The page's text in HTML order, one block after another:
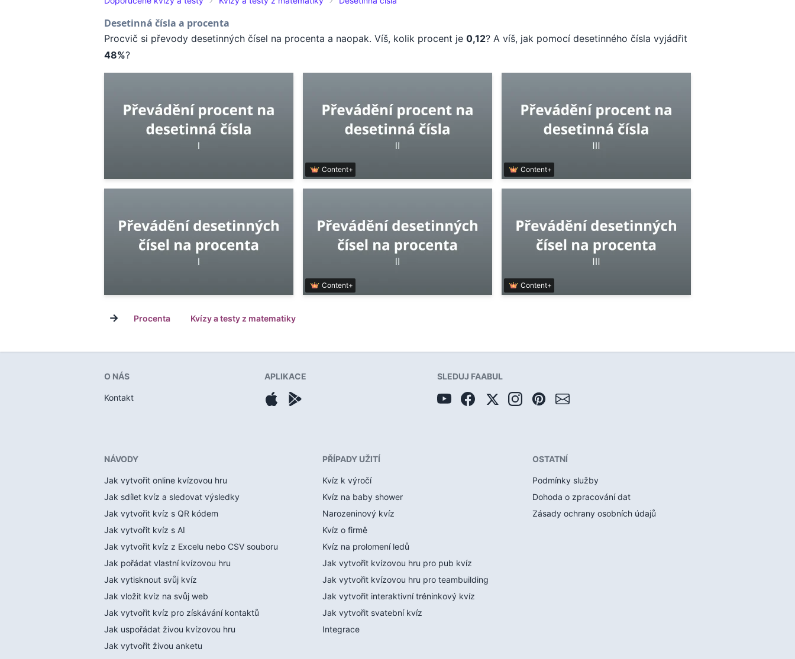
Desetinná čísla a procenta
Procvič si převody desetinných čísel na procenta a naopak. Víš, kolik procent je 0,12? A víš, jak pomocí desetinného čísla vyjádřit
48%?
Content+ Content+
Content+ Content+
→ Procenta Kvízy a testy z matematiky
O NÁS
Kontakt
APLIKACE SLEDUJ FAABUL
NÁVODY
Jak vytvořit online kvízovou hru
Jak sdílet kvíz a sledovat výsledky
Jak vytvořit kvíz s QR kódem
Jak vytvořit kvíz s AI
Jak vytvořit kvíz z Excelu nebo CSV souboru
Jak pořádat vlastní kvízovou hru
Jak vytisknout svůj kvíz
Jak vložit kvíz na svůj web
Jak vytvořit kvíz pro získávání kontaktů
Jak uspořádat živou kvízovou hru
Jak vytvořit živou anketu
PŘÍPADY UŽITÍ
Kvíz k výročí
Kvíz na baby shower
Narozeninový kvíz
Kvíz o firmě
Kvíz na prolomení ledů
Jak vytvořit kvízovou hru pro pub kvíz
Jak vytvořit kvízovou hru pro teambuilding
Jak vytvořit interaktivní tréninkový kvíz
Jak vytvořit svatební kvíz
Integrace
OSTATNÍ
Podmínky služby
Dohoda o zpracování dat
Zásady ochrany osobních údajů